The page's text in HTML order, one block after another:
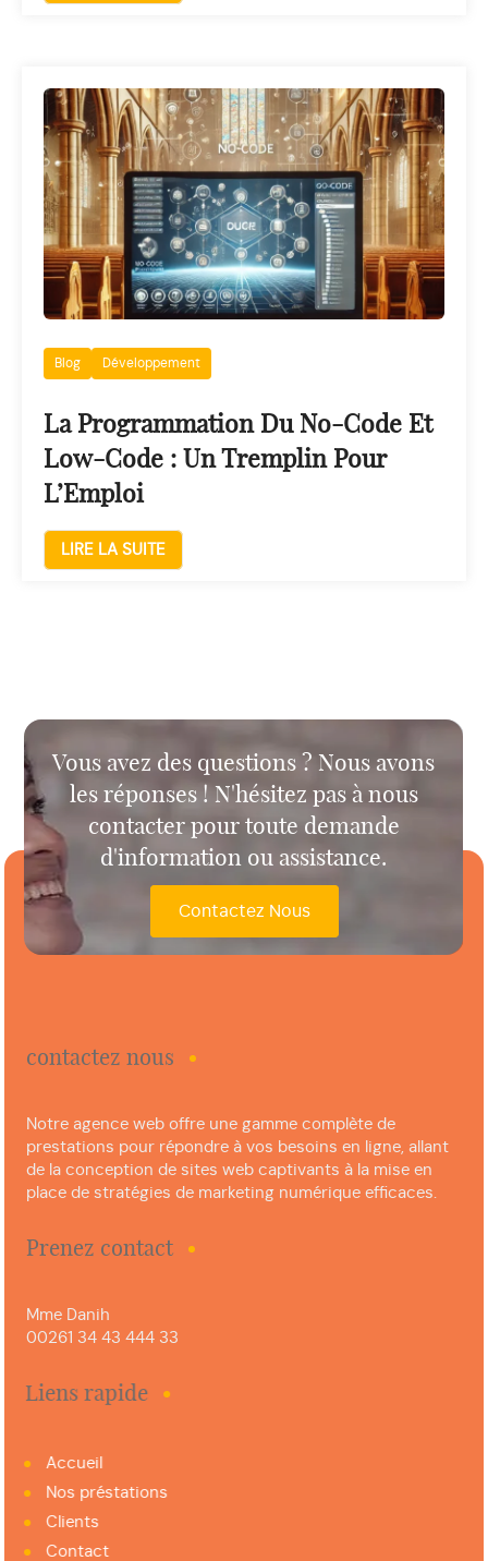
Blog Développement
La Programmation Du No-Code Et
Low-Code : Un Tremplin Pour
L’Emploi
LIRE LA SUITE
Vous avez des questions ? Nous avons
les réponses ! N'hésitez pas à nous
contacter pour toute demande
d'information ou assistance.
Contactez Nous
contactez nous
Notre agence web offre une gamme complète de
prestations pour répondre à vos besoins en ligne, allant
de la conception de sites web captivants à la mise en
place de stratégies de marketing numérique efficaces.
Prenez contact
Mme Danih
00261 34 43 444 33
Liens rapide
Accueil
Nos préstations
Clients
Contact